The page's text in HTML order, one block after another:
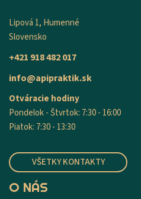
Lipová 1, Humenné
Slovensko
+421 918 482 017
info@apipraktik.sk
Otváracie hodiny
Pondelok - Štvrtok: 7:30 - 16:00
Piatok: 7:30 - 13:30
VŠETKY KONTAKTY
O NÁS